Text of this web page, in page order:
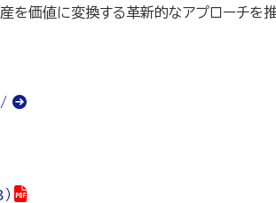
価値に変換する革新的なアプローチを